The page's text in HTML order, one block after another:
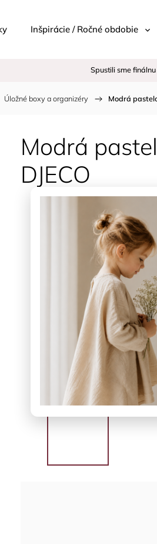
Inšpirácie / Ročné obdobie
Spustili sme
Úložné boxy a organizéry / Modrá
Modrá
DJECO